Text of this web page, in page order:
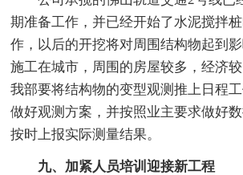
期准备工作，并已经开始了水泥搅拌
作，以后的开挖将对周围结构物起到
施工在城市，周围的房屋较多，经济较
我部要将结构物的变型观测推上日程
做好观测方案，并按照业主要求做好数
按时上报实际测量结果。
九、加紧人员培训迎接新工程